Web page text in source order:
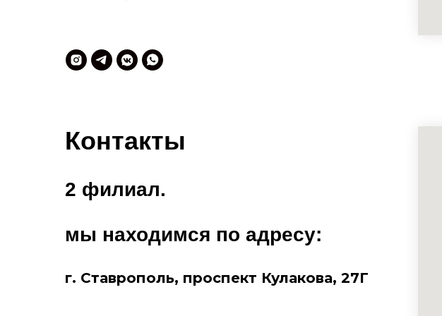
Контакты
2 филиал.
мы находимся по адресу:
г. Ставрополь, проспект Кулакова, 27Г